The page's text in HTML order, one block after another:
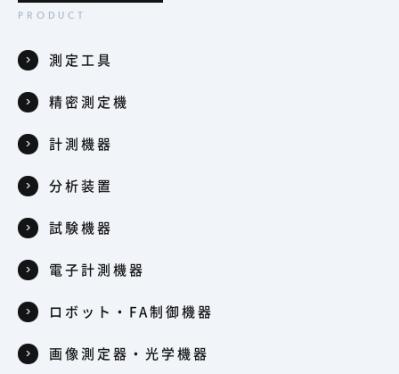
測定工具
精密測定機
計測機器
分析装置
試験機器
電子計測機器
ロボット・FA制御機器
画像測定器・光学機器